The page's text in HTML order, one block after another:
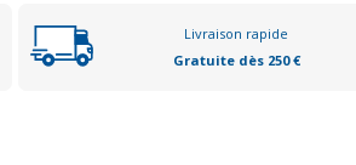
Livraison rapide
Gratuite dès 250 €